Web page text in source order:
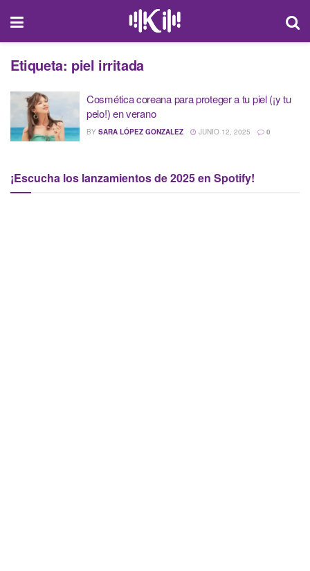
Etiqueta: piel irritada
Cosmética coreana para proteger a tu piel (¡y tu
pelo!) en verano
BY SARA LÓPEZ GONZALEZ JUNIO 12, 2025 0
¡Escucha los lanzamientos de 2025 en Spotify!